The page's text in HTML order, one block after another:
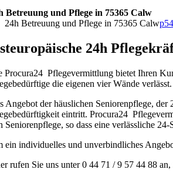
Betreuung und Pflege in 75365 Calw
24h Betreuung und Pflege in 75365 Calw
24h
Procura24 Pflegevermittlung bietet Ihren
die eigenen vier Wände verlässt.
Angebot der häuslichen Seniorenpflege,
eintritt. Procura24
Seniorenpflege, so dass eine verlässliche
ein individuelles und unverbindliches
rufen Sie uns unter 0 44 71 / 9 57 44 88